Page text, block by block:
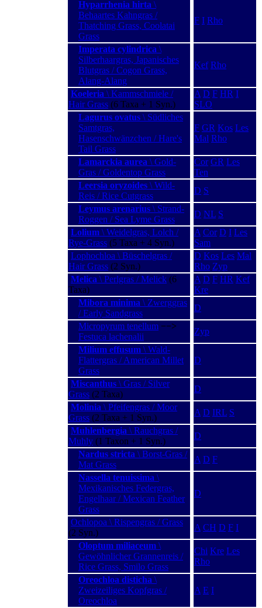
Hyparrhenia hirta \
Behaartes Kahngras /
Thatching Grass, Coolatai
Grass
F I Rho
Imperata cylindrica \
Silberhaargras, Japanisches
Blutgras / Cogon Grass,
Alang-Alang
Kef Rho
Koeleria \ Kammschmiele /
Hair Grass (6 Taxa + 1 Syn.)
A D F HR I
SLO
Lagurus ovatus \ Südliches
Samtgras,
Hasenschwänzchen / Hare's
Tail Grass
F GR Kos Les
Mal Rho
Lamarckia aurea \ Gold-
Gras / Goldentop Grass
Cor GR Les
Ten
Leersia oryzoides \ Wild-
Reis / Rice Cutgrass
D S
Leymus arenarius \ Strand-
Roggen / Sea Lyme Grass
D NL S
Lolium \ Weidelgras, Lolch /
Rye-Grass (5 Taxa + 4 Syn.)
A Cor D I Les
Sam
Lophochloa \ Büschelgras /
Hair Grass (2 Syn.)
D Kos Les Mal
Rho Zyp
Melica \ Perlgras / Melick (6
Taxa)
A D F HR Kef
Kre
Mibora minima \ Zwerggras
/ Early Sandgrass
D
Micropyrum tenellum −−>
Festuca lachenalii
Zyp
Milium effusum \ Wald-
Flattergras / American Millet
Grass
D
Miscanthus \ Gras / Silver
Grass (2 Taxa)
D
Molinia \ Pfeifengras / Moor
Grass (2 Taxa + 1 Syn.)
A D IRL S
Muhlenbergia \ Rauchgras /
Muhly (1 Taxon + 1 Syn.)
D
Nardus stricta \ Borst-Gras /
Mat Grass
A D F
Nassella tenuissima \
Mexikanisches Federgras,
Engelhaar / Mexican Feather
Grass
D
Ochlopoa \ Rispengras / Grass
(2 Syn.)
A CH D F I
Oloptum miliaceum \
Gewöhnlicher Grannenreis /
Rice Grass, Smilo Grass
Chi Kre Les
Rho
Oreochloa disticha \
Zweizeiliges Kopfgras /
Oreochloa
A E I